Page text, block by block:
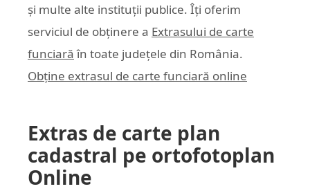
și multe alte instituții publice. Îți oferim
serviciul de obținere a Extrasului de carte
funciară în toate județele din România.
Obține extrasul de carte funciară online
Extras de carte plan
cadastral pe ortofotoplan
Online